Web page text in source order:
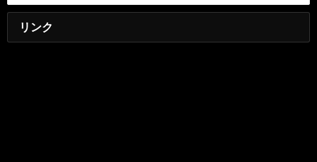
リンク